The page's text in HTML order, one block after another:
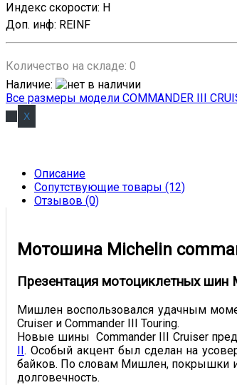
Индекс скорости: H
Доп. инф: REINF
Количество на складе: 0
Наличие:
Все размеры модели COMMANDER III
Описание
Сопутствующие товары (12)
Отзывов (0)
Мотошина Michelin
Презентация мотоциклетных шин
Мишлен воспользовался удачным
Cruiser и Commander III Touring.
Новые шины Commander III Cruiser
II. Особый акцент был сделан на
байков. По словам Мишлен, покрышки
долговечность.